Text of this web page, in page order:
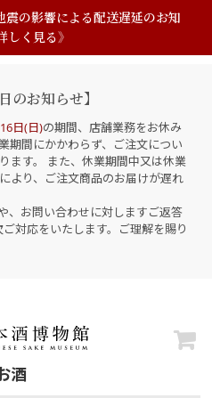
震の影響による配送遅延のお知
しく見る》
のお知らせ】
日(日)の期間、店舗業務をお休み
期間にかかわらず、ご注文につい
ます。 また、休業期間中又は休業
より、ご注文商品のお届けが遅れ
、お問い合わせに対しますご返答
対応をいたします。ご理解を賜り
酒